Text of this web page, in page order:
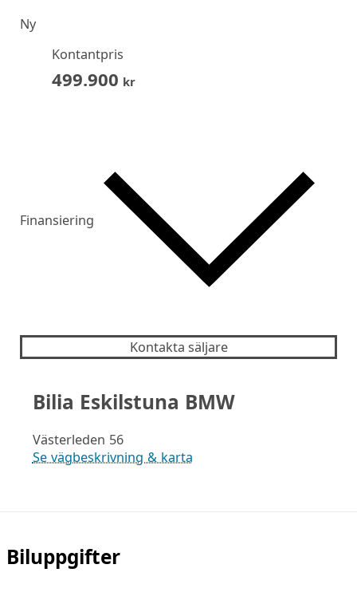
Ny
Kontantpris
499.900 kr
Finansiering
Kontakta säljare
Bilia Eskilstuna BMW
Västerleden 56
Se vägbeskrivning & karta
Biluppgifter